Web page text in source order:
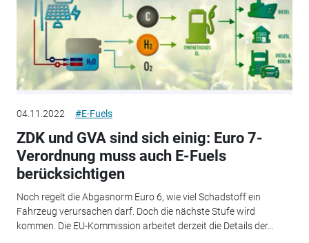
04.11.2022 #E-Fuels
ZDK und GVA sind sich einig: Euro 7-
Verordnung muss auch E-Fuels
berücksichtigen
Noch regelt die Abgasnorm Euro 6, wie viel Schadstoff ein
Fahrzeug verursachen darf. Doch die nächste Stufe wird
kommen. Die EU-Kommission arbeitet derzeit die Details der...